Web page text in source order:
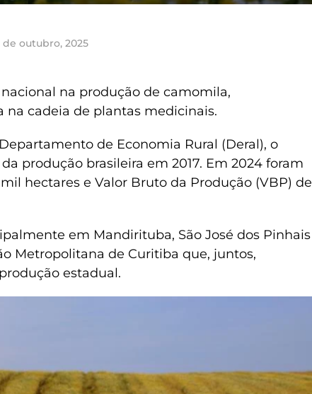
de outubro, 2025
na produção de camomila,
na cadeia de plantas medicinais.
de Economia Rural (Deral), o
produção brasileira em 2017. Em 2024 foram
hectares e Valor Bruto da Produção (VBP) de
em Mandirituba, São José dos Pinhais
Metropolitana de Curitiba que, juntos,
estadual.